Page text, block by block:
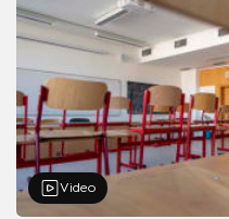
Video